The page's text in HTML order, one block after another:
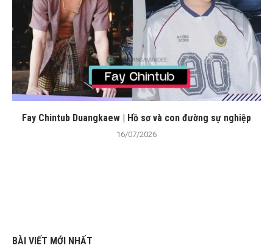
Fay Chintub Duangkaew | Hồ sơ và con đường sự nghiệp
16/07/2026
BÀI VIẾT MỚI NHẤT